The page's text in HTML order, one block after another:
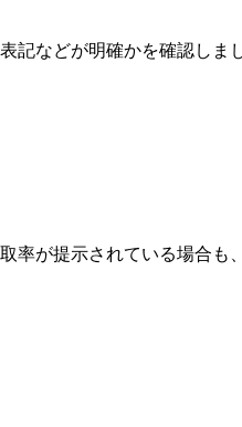
などが明確かを確認し
率が提示されている場合